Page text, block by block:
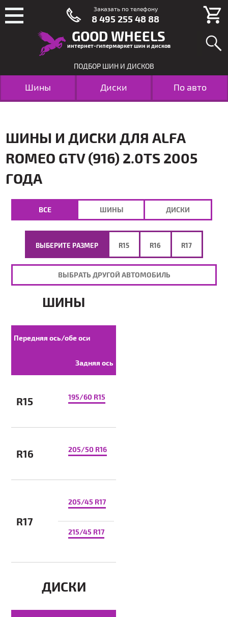
GOOD WHEELS
интернет-гипермаркет шин и дисков
ПОДБОР ШИН И ДИСКОВ
Шины Диски По авто
ШИНЫ И ДИСКИ ДЛЯ ALFA
ROMEO GTV (916) 2.0TS 2005
ГОДА
ВЫБЕРИТЕ РАЗМЕР R15 R16 R17
ВЫБРАТЬ ДРУГОЙ АВТОМОБИЛЬ
ВСЕ ШИНЫ ДИСКИ
ШИНЫ
Передняя ось/обе оси
Задняя ось
R15 195/60 R15
R16 205/50 R16
R17
205/45 R17
215/45 R17
ДИСКИ
Заказать по телефону
8 495 255 48 88